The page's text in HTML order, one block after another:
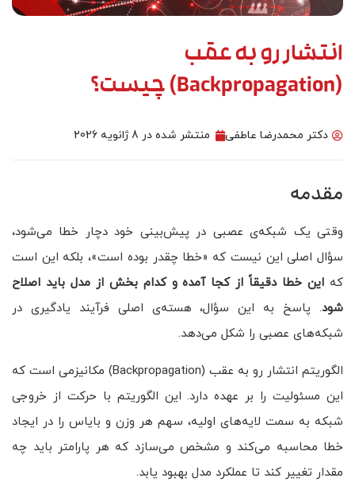
انتشار رو به عقب
(Backpropagation) چیست؟
دکتر محمدرضا عاطفی منتشر شده در 8 ژانویه 2026
مقدمه
وقتی یک شبکه‌ی عصبی در پیش‌بینی خود دچار خطا می‌شود،
سؤال اصلی این نیست که «خطا چقدر بوده است»، بلکه این است
که این خطا دقیقاً از کجا آمده و کدام بخش از مدل باید اصلاح
شود. پاسخ به این سؤال، هسته‌ی اصلی فرآیند یادگیری در
شبکه‌های عصبی را شکل می‌دهد.
الگوریتم انتشار رو به عقب (Backpropagation) مکانیزمی است که
این مسئولیت را بر عهده دارد. این الگوریتم با حرکت از خروجی
شبکه به سمت لایه‌های اولیه، سهم هر وزن و بایاس را در ایجاد
خطا محاسبه می‌کند و مشخص می‌سازد که هر پارامتر باید چه
مقدار تغییر کند تا عملکرد مدل بهبود یابد.